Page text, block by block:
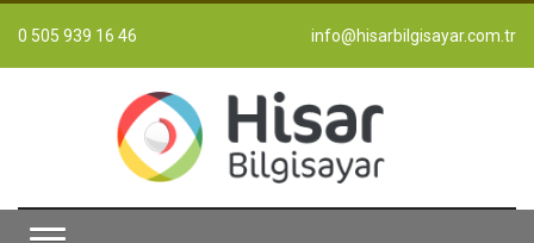
0 505 939 16 46 info@hisarbilgisayar.com.tr